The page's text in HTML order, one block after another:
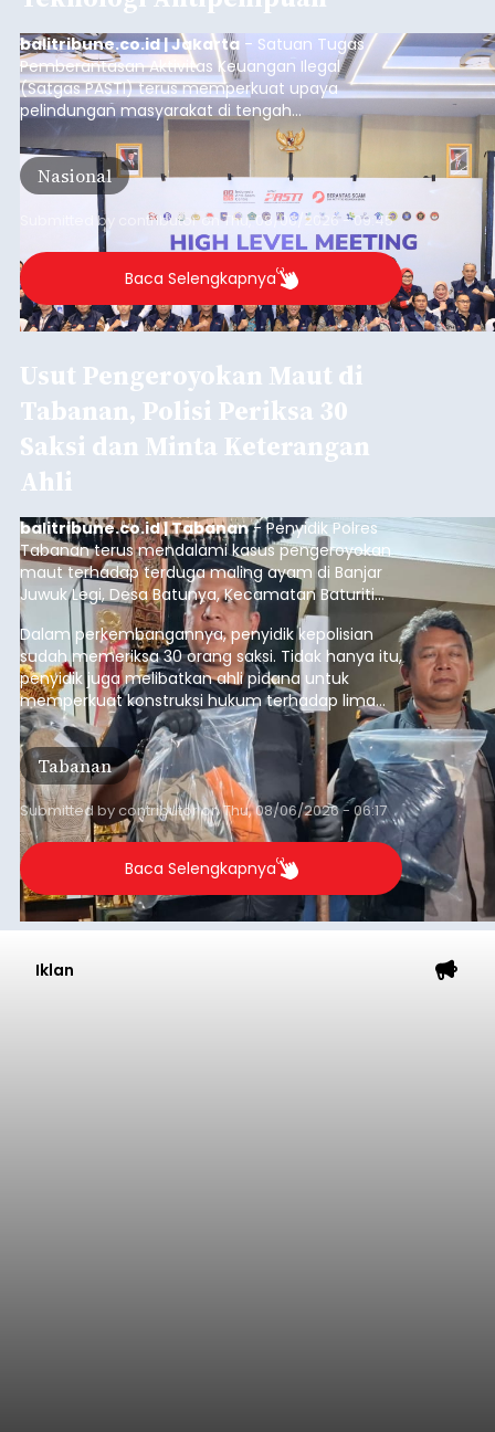
balitribune.co.id | Jakarta - Satuan Tugas
Pemberantasan Aktivitas Keuangan Ilegal
(Satgas PASTI) terus memperkuat upaya
pelindungan masyarakat di tengah
meningkatnya ancaman penipuan digital yang
semakin kompleks.
Nasional
Submitted by contributoronThu, 08/06/2026 - 09:45
Baca Selengkapnya
Usut Pengeroyokan Maut di
Tabanan, Polisi Periksa 30
Saksi dan Minta Keterangan
Ahli
balitribune.co.id | Tabanan- Penyidik Polres
Tabanan terus mendalami kasus pengeroyokan
maut terhadap terduga maling ayam di Banjar
Juwuk Legi, Desa Batunya, Kecamatan Baturiti
yang terjadi beberapa waktu lalu.
Dalam perkembangannya, penyidik kepolisian
sudah memeriksa 30 orang saksi. Tidak hanya itu,
penyidik juga melibatkan ahli pidana untuk
memperkuat konstruksi hukum terhadap lima
orang tersangka yang saat ini ditahan.
Tabanan
Submitted bycontributoronThu, 08/06/2026 - 06:17
Baca Selengkapnya
Iklan